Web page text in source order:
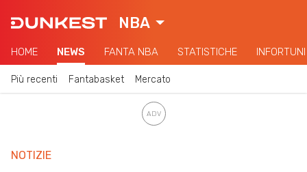
NBA
HOME NEWS FANTA NBA STATISTICHE INFORTUNI
Più recenti Fantabasket Mercato
NOTIZIE